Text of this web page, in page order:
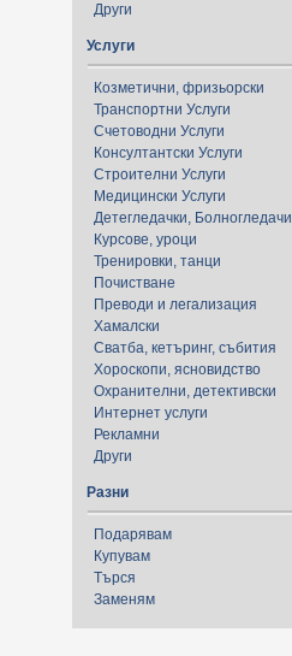
Други
Услуги
Козметични, фризьорски
Транспортни Услуги
Счетоводни Услуги
Консултантски Услуги
Строителни Услуги
Медицински Услуги
Детегледачки, Болногледачи
Курсове, уроци
Тренировки, танци
Почистване
Преводи и легализация
Хамалски
Сватба, кетъринг, събития
Хороскопи, ясновидство
Охранителни, детективски
Интернет услуги
Рекламни
Други
Разни
Подарявам
Купувам
Търся
Заменям